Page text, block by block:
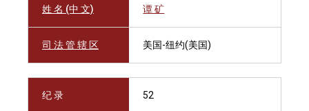
姓 名 (中 文) 谭 矿
司 法 管 辖 区 美国-纽约(美国)
纪 录 52